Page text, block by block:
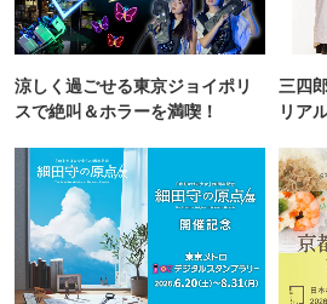
涼しく過ごせる東京ジョイポリ
スで絶叫＆ホラーを満喫！
三四
リア